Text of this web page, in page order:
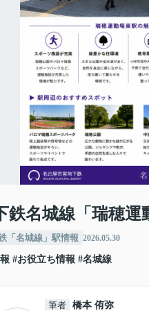
鉄名城線「瑞穂
「名城線」駅情報 2026.05.30
#お役立ち情報 #名城線
筆者 橋本 侑弥